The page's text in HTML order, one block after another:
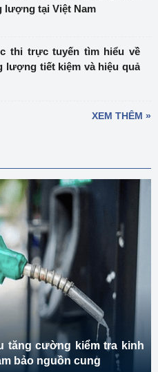
lượng tại Việt Nam
thi trực tuyến tìm hiểu về
lượng tiết kiệm và hiệu quả
XEM THÊM »
tăng cường kiểm tra kinh
bảo nguồn cung